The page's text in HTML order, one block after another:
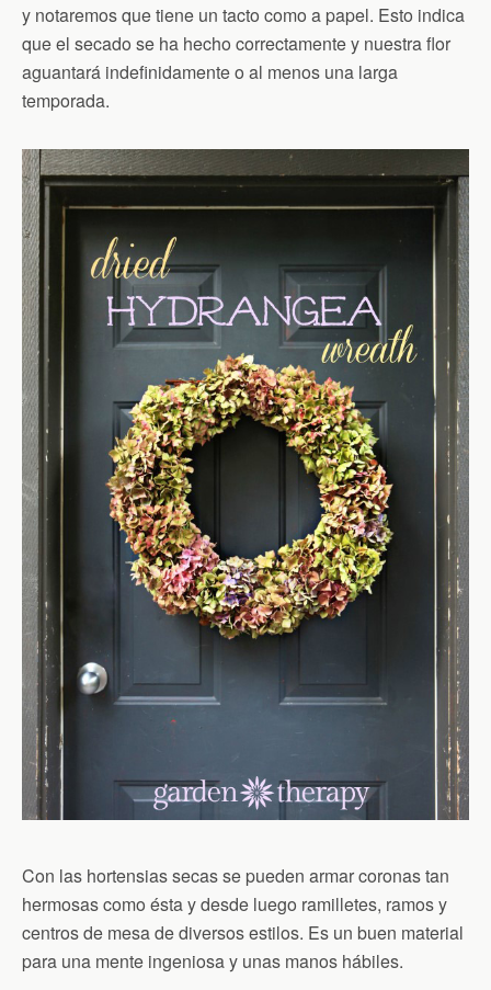
y notaremos que tiene un tacto como a papel. Esto indica
que el secado se ha hecho correctamente y nuestra flor
aguantará indefinidamente o al menos una larga
temporada.
Con las hortensias secas se pueden armar coronas tan
hermosas como ésta y desde luego ramilletes, ramos y
centros de mesa de diversos estilos. Es un buen material
para una mente ingeniosa y unas manos hábiles.